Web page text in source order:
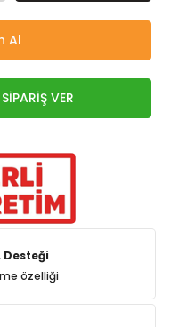
Al
VER
Desteği
özelliği